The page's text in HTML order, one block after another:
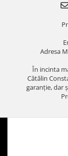
Adresa
În incinta
Cătălin
garanție, dar